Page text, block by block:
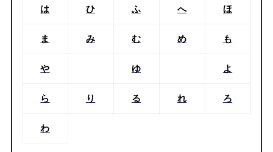
は ひ ふ へ ほ
ま み む め も
や ゆ よ
ら り る れ ろ
わ